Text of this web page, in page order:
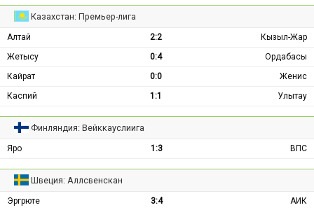
Казахстан: Премьер-лига
Алтай 2:2
Кызыл-Жар
Жетысу
0:4
Ордабасы
Кайрат
0:0
Женис
Каспий
1:1 Улытау
Финляндия: Вейккауслиига
Яро 1:3 ВПС
Швеция: Аллсвенскан
Эргрюте 3:4
АИК